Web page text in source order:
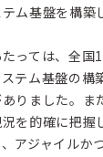
ム基盤を構築
っては、全
テム基盤の構
りました。ま
を的確に把握
アジャイルか